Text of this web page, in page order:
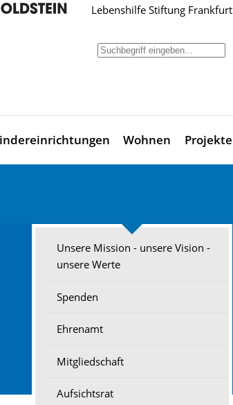
Lebenshilfe Stiftung Frankfurt
Wohnen Projekte
Unsere Mission - unsere Vision -
unsere Werte
Spenden
Ehrenamt
Mitgliedschaft
Aufsichtsrat